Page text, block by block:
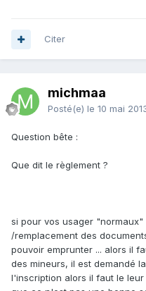
Citer
michmaa
Posté(e) le 10 mai
Question bête :
Que dit le règlement ?
si pour vos usager
/remplacement des
pouvoir emprunter ... alors il
des mineurs, il est demandé
l'inscription alors il faut le